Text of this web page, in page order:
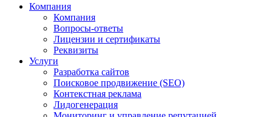
Компания
Компания
Вопросы-ответы
Лицензии и сертификаты
Реквизиты
Услуги
Разработка сайтов
Поисковое продвижение (SEO)
Контекстная реклама
Лидогенерация